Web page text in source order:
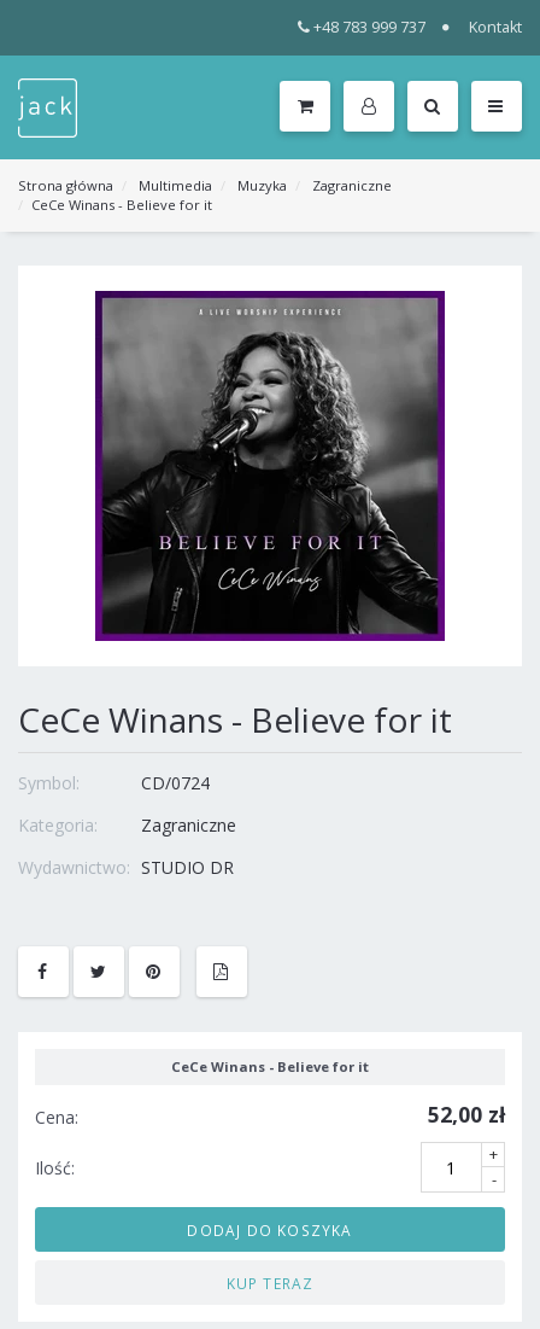
+48 783 999 737 Kontakt
KATEGORIE
MENU
Strona główna Multimedia Muzyka
Zagraniczne
CeCe Winans - Believe for it
CeCe Winans - Believe for it
Symbol:
CD/0724
Kategoria:
Zagraniczne
Wydawnictwo: STUDIO DR
CeCe Winans - Believe for it
Cena: 52,00 zł
Ilość:
+
-
DODAJ DO KOSZYKA
KUP TERAZ